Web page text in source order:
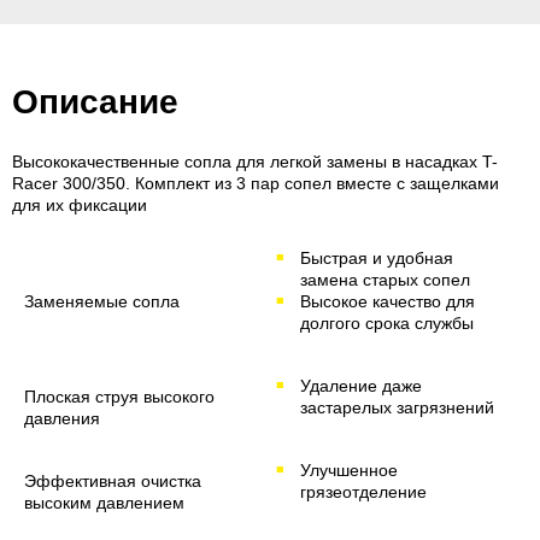
Описание
Высококачественные сопла для легкой замены в насадках T-
Racer 300/350. Комплект из 3 пар сопел вместе с защелками
для их фиксации
Заменяемые сопла
Быстрая и удобная
замена старых сопел
Высокое качество для
долгого срока службы
Плоская струя высокого
давления
Удаление даже
застарелых загрязнений
Эффективная очистка
высоким давлением
Улучшенное
грязеотделение